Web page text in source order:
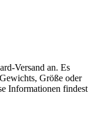
Versand an. Es
Größe oder
Informationen findest